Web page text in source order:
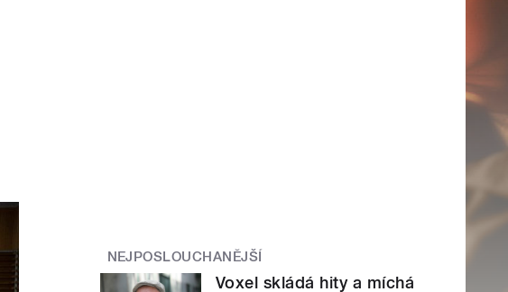
NEJPOSLOUCHANĚJŠÍ
Voxel skládá hity a míchá